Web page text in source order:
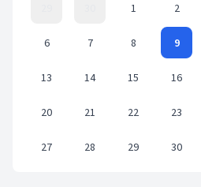
1 2
6 7 8 9
13 14 15 16
20 21 22 23
27 28 29 30